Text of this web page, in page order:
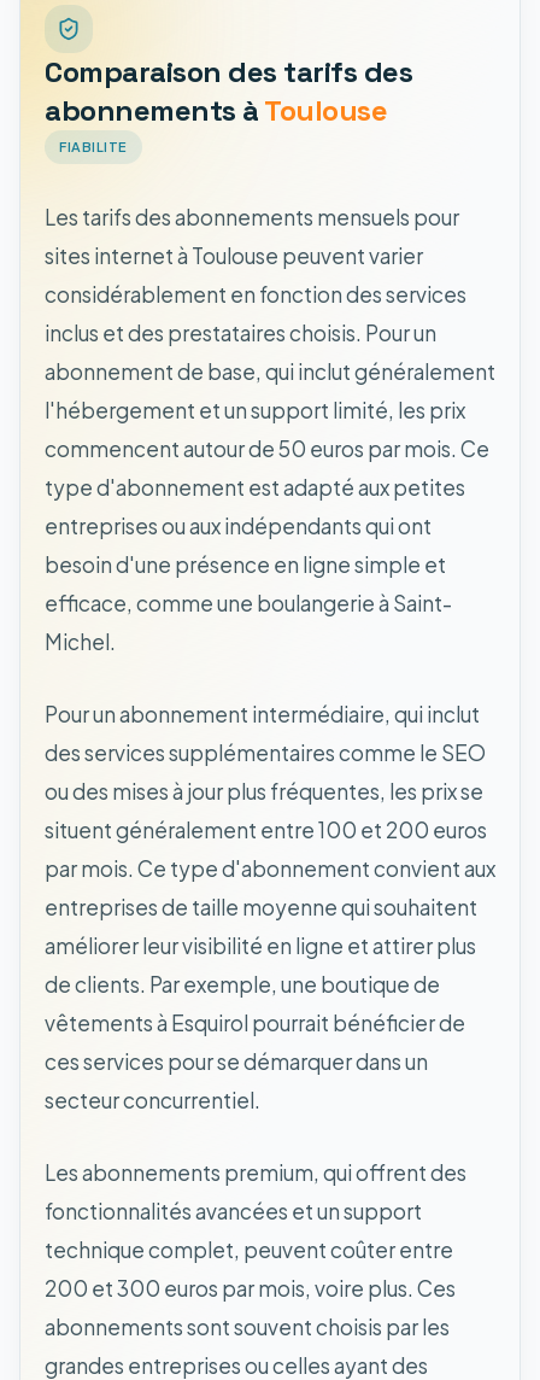
Comparaison des tarifs des
abonnements àToulouse
FIABILITE
Les tarifs des abonnements mensuels pour
sites internet à Toulouse peuvent varier
considérablement en fonction des services
inclus et des prestataires choisis. Pour un
abonnement de base, qui inclut généralement
l'hébergement et un support limité, les prix
commencent autour de 50 euros par mois. Ce
type d'abonnement est adapté aux petites
entreprises ou aux indépendants qui ont
besoin d'une présence en ligne simple et
efficace, comme une boulangerie à Saint-
Michel.
Pour un abonnement intermédiaire, qui inclut
des services supplémentaires comme le SEO
ou des mises à jour plus fréquentes, les prix se
situent généralement entre 100 et 200 euros
par mois. Ce type d'abonnement convient aux
entreprises de taille moyenne qui souhaitent
améliorer leur visibilité en ligne et attirer plus
de clients. Par exemple, une boutique de
vêtements à Esquirol pourrait bénéficier de
ces services pour se démarquer dans un
secteur concurrentiel.
Les abonnements premium, qui offrent des
fonctionnalités avancées et un support
technique complet, peuvent coûter entre
200 et 300 euros par mois, voire plus. Ces
abonnements sont souvent choisis par les
grandes entreprises ou celles ayant des